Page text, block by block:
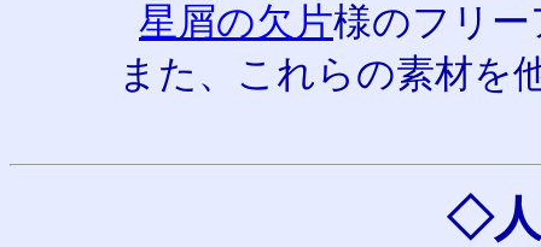
星屑の欠片様のフリ
また、これらの素材を
◇